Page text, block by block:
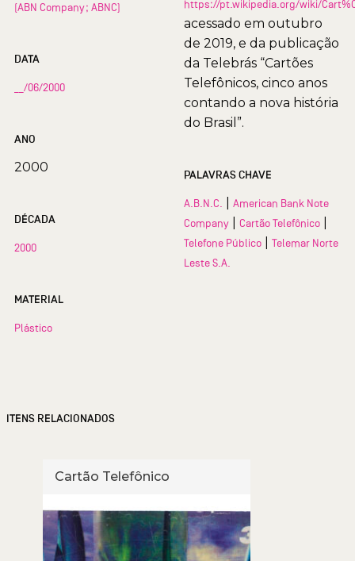
(ABN Company; ABNC)
DATA
__/06/2000
ANO
2000
DÉCADA
2000
MATERIAL
Plástico
https://pt.wikipedia.org/wiki/
acessado em outubro
de 2019, e da publicação
da Telebrás “Cartões
Telefônicos, cinco anos
contando a nova história
do Brasil”.
PALAVRAS CHAVE
A.B.N.C.
American Bank Note
Company
Cartão Telefônico
Telefone Público
Telemar Norte
Leste S.A.
ITENS RELACIONADOS
Cartão Telefônico